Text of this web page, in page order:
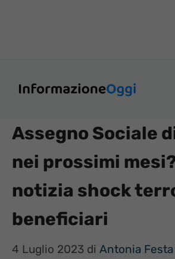
Assegno Sociale
nei prossimi
notizia shock
beneficiari
4 Luglio 2023 di Antonia Festa